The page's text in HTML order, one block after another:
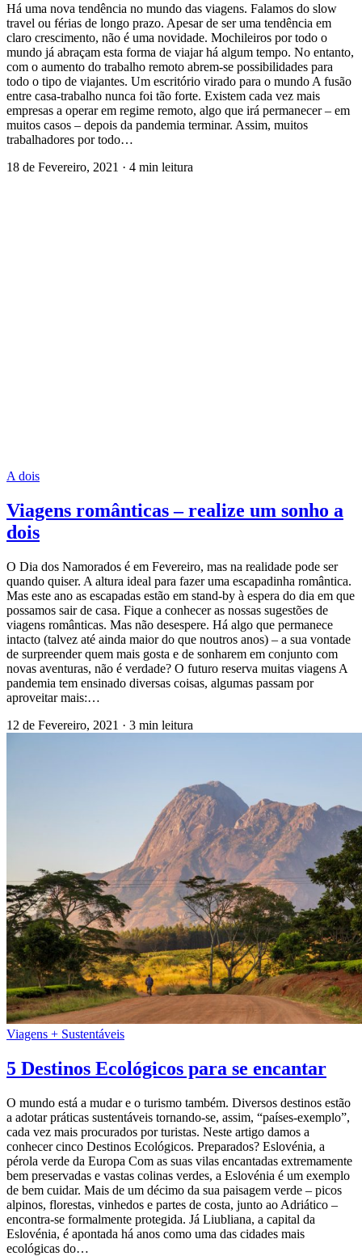
Há uma nova tendência no mundo das viagens. Falamos do slow
travel ou férias de longo prazo. Apesar de ser uma tendência em
claro crescimento, não é uma novidade. Mochileiros por todo o
mundo já abraçam esta forma de viajar há algum tempo. No entanto,
com o aumento do trabalho remoto abrem-se possibilidades para
todo o tipo de viajantes. Um escritório virado para o mundo A fusão
entre casa-trabalho nunca foi tão forte. Existem cada vez mais
empresas a operar em regime remoto, algo que irá permanecer – em
muitos casos – depois da pandemia terminar. Assim, muitos
trabalhadores por todo…
18 de Fevereiro, 2021 · 4 min leitura
A dois
Viagens românticas – realize um sonho a
dois
O Dia dos Namorados é em Fevereiro, mas na realidade pode ser
quando quiser. A altura ideal para fazer uma escapadinha romântica.
Mas este ano as escapadas estão em stand-by à espera do dia em que
possamos sair de casa. Fique a conhecer as nossas sugestões de
viagens românticas. Mas não desespere. Há algo que permanece
intacto (talvez até ainda maior do que noutros anos) – a sua vontade
de surpreender quem mais gosta e de sonharem em conjunto com
novas aventuras, não é verdade? O futuro reserva muitas viagens A
pandemia tem ensinado diversas coisas, algumas passam por
aproveitar mais:…
12 de Fevereiro, 2021 · 3 min leitura
Viagens + Sustentáveis
5 Destinos Ecológicos para se encantar
O mundo está a mudar e o turismo também. Diversos destinos estão
a adotar práticas sustentáveis tornando-se, assim, “países-exemplo”,
cada vez mais procurados por turistas. Neste artigo damos a
conhecer cinco Destinos Ecológicos. Preparados? Eslovénia, a
pérola verde da Europa Com as suas vilas encantadas extremamente
bem preservadas e vastas colinas verdes, a Eslovénia é um exemplo
de bem cuidar. Mais de um décimo da sua paisagem verde – picos
alpinos, florestas, vinhedos e partes de costa, junto ao Adriático –
encontra-se formalmente protegida. Já Liubliana, a capital da
Eslovénia, é apontada há anos como uma das cidades mais
ecológicas do…